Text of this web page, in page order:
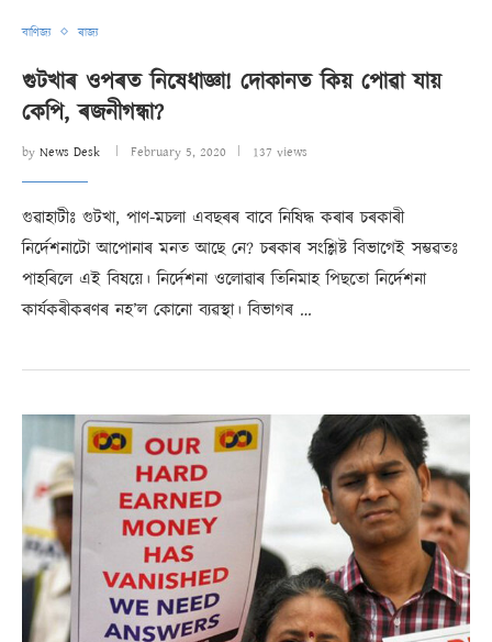
বাণিজ্য ৰাজ্য
গুটখাৰ ওপৰত নিষেধাজ্ঞা! দোকানত কিয় পোৱা যায়
কেপি, ৰজনীগন্ধা?
by News Desk February 5, 2020 137 views
গুৱাহাটীঃ গুটখা, পাণ-মচলা এবছৰৰ বাবে নিষিদ্ধ কৰাৰ চৰকাৰী
নিৰ্দেশনাটো আপোনাৰ মনত আছে নে? চৰকাৰ সংশ্লিষ্ট বিভাগেই সম্ভৱতঃ
পাহৰিলে এই বিষয়ে। নিৰ্দেশনা ওলোৱাৰ তিনিমাহ পিছতো নিৰ্দেশনা
কাৰ্যকৰীকৰণৰ নহ’ল কোনো ব্যৱস্থা। বিভাগৰ …